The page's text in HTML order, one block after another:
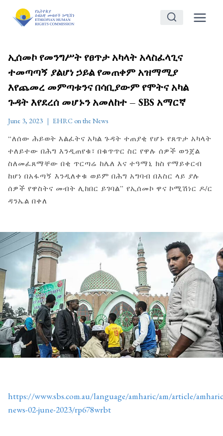
ኢሰመኮ የመንግሥት የፀጥታ አካላት አላስፈላጊና
ተመጣጣኝ ያልሆነ ኃይል የመጠቀም አዝማሚያ
እየጨመረ መምጣቱንና በሳቢያውም የሞትና አካል
ጉዳት እየደረሰ መሆኑን አመለከተ – SBS አማርኛ
June 3, 2023 EHRC on the News
“ለሰው ሕይወት እልፈትና አካል ጉዳት ተጠያቂ የሆኑ የጸጥታ አካላት
ተለይተው በሕግ እንዲጠየቁ፣ በቁጥጥር ስር የዋሉ ሰዎች ወንጀል
ስለመፈጸማቸው በቂ ጥርጣሬ ከሌለ እና ተዓማኒ ክስ የማይቀርብ
ከሆነ በአፋጣኝ እንዲለቀቁ ወይም በሕግ አግባብ በእስር ላይ ያሉ
ሰዎች የዋስትና መብት ሊከበር ይገባል” የኢሰመኮ ዋና ኮሚሽነር ዶ/ር
ዳንኤል በቀለ
https://www.sbs.com.au/language/amharic/am/article/
news-02-june-2023/rp678wrbt